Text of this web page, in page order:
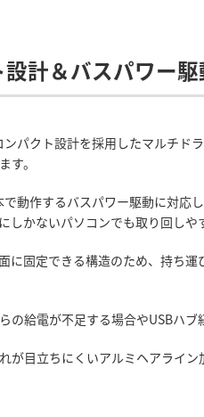
設計＆バスパワー
パクト設計を採用したマルチド
す。
で動作するバスパワー駆動に対応
しかないパソコンでも取り回しや
に固定できる構造のため、持ち
の給電が不足する場合やUSBハ
が目立ちにくいアルミヘアライ